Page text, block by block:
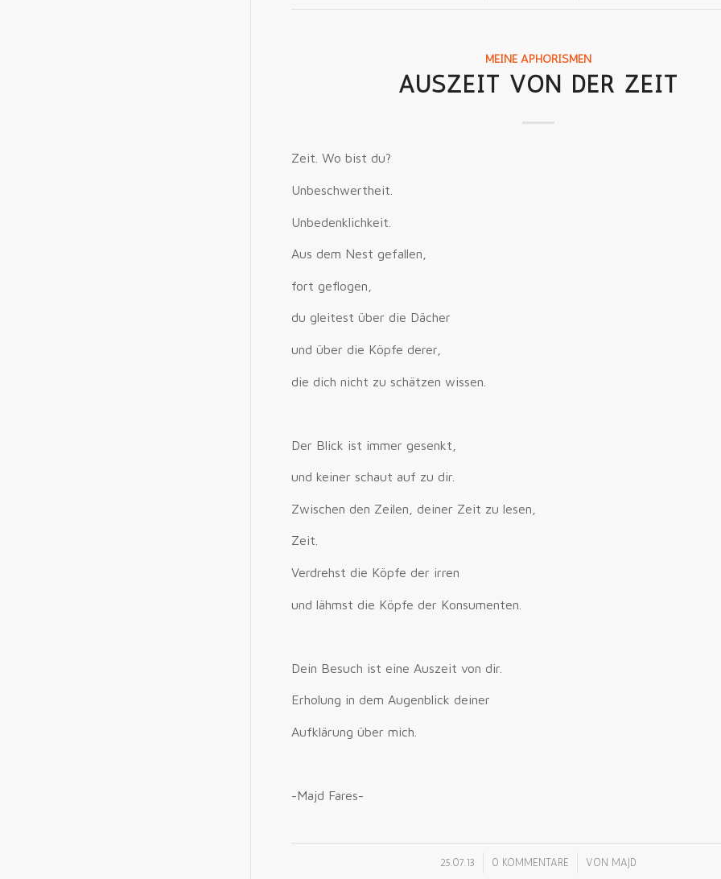
MEINE APHORISMEN
AUSZEIT VON DER ZEIT
Zeit. Wo bist du?
Unbeschwertheit.
Unbedenklichkeit.
Aus dem Nest gefallen,
fort geflogen,
du gleitest über die Dächer
und über die Köpfe derer,
die dich nicht zu schätzen wissen.
Der Blick ist immer gesenkt,
und keiner schaut auf zu dir.
Zwischen den Zeilen, deiner Zeit zu lesen,
Zeit.
Verdrehst die Köpfe der irren
und lähmst die Köpfe der Konsumenten.
Dein Besuch ist eine Auszeit von dir.
Erholung in dem Augenblick deiner
Aufklärung über mich.
-Majd Fares-
25.07.13 0 KOMMENTARE
/ VON MAJD